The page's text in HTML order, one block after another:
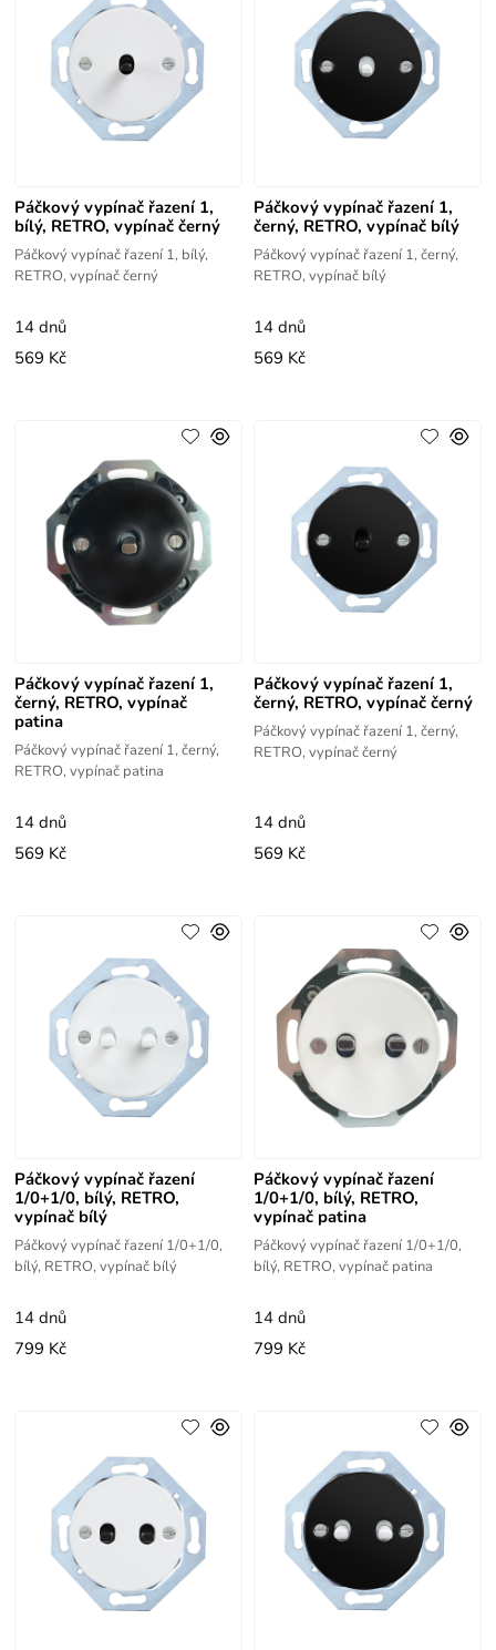
Páčkový vypínač řazení 1,
bílý, RETRO, vypínač černý
Páčkový vypínač řazení 1, bílý,
RETRO, vypínač černý
14 dnů
569 Kč
Páčkový vypínač řazení 1,
černý, RETRO, vypínač bílý
Páčkový vypínač řazení 1, černý,
RETRO, vypínač bílý
14 dnů
569 Kč
Páčkový vypínač řazení 1,
černý, RETRO, vypínač
patina
Páčkový vypínač řazení 1, černý,
RETRO, vypínač patina
14 dnů
569 Kč
Páčkový vypínač řazení 1,
černý, RETRO, vypínač černý
Páčkový vypínač řazení 1, černý,
RETRO, vypínač černý
14 dnů
569 Kč
Páčkový vypínač řazení
1/0+1/0, bílý, RETRO,
vypínač bílý
Páčkový vypínač řazení 1/0+1/0,
bílý, RETRO, vypínač bílý
14 dnů
799 Kč
Páčkový vypínač řazení
1/0+1/0, bílý, RETRO,
vypínač patina
Páčkový vypínač řazení 1/0+1/0,
bílý, RETRO, vypínač patina
14 dnů
799 Kč